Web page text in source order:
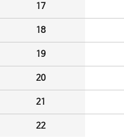
17
18
19
20
21
22